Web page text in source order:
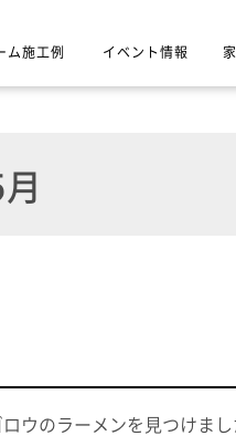
ム施工例 イベント情報
ウのラーメンを見つけま